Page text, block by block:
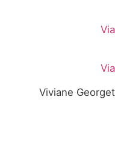
Via
Via
Viviane Georget